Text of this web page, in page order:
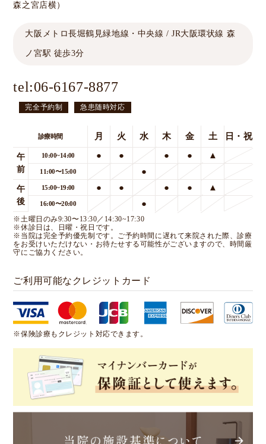
森之宮店横）
大阪メトロ長堀鶴見緑地線・中央線 / JR大阪環状線 森
ノ宮駅 徒歩3分
tel:06-6167-8877
完全予約制 急患随時対応
診療時間 月 火 水 木 金 土 日・祝
午
前
10:00~14:00 ● ● ● ● ▲
11:00〜15:00 ●
午
後
15:00~19:00 ● ● ● ● ▲
16:00〜20:00 ●
※土曜日のみ9:30〜13:30／14:30~17:30
※休診日は、日曜・祝日です。
※当院は完全予約優先制です。ご予約時間に遅れて来院された際、診療
をお受けいただけない・お待たせする可能性がございますので、時間厳
守にご協力ください。
ご利用可能なクレジットカード
※保険診療もクレジット対応できます。